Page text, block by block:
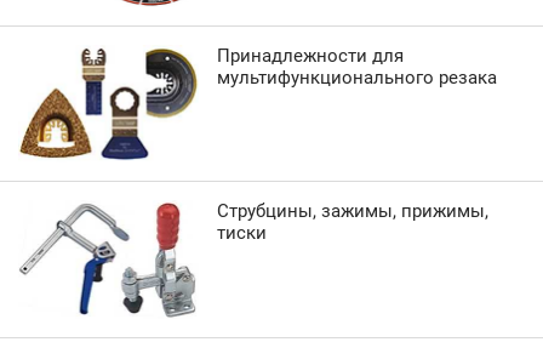
Принадлежности для
мультифункционального резака
Струбцины, зажимы, прижимы,
тиски